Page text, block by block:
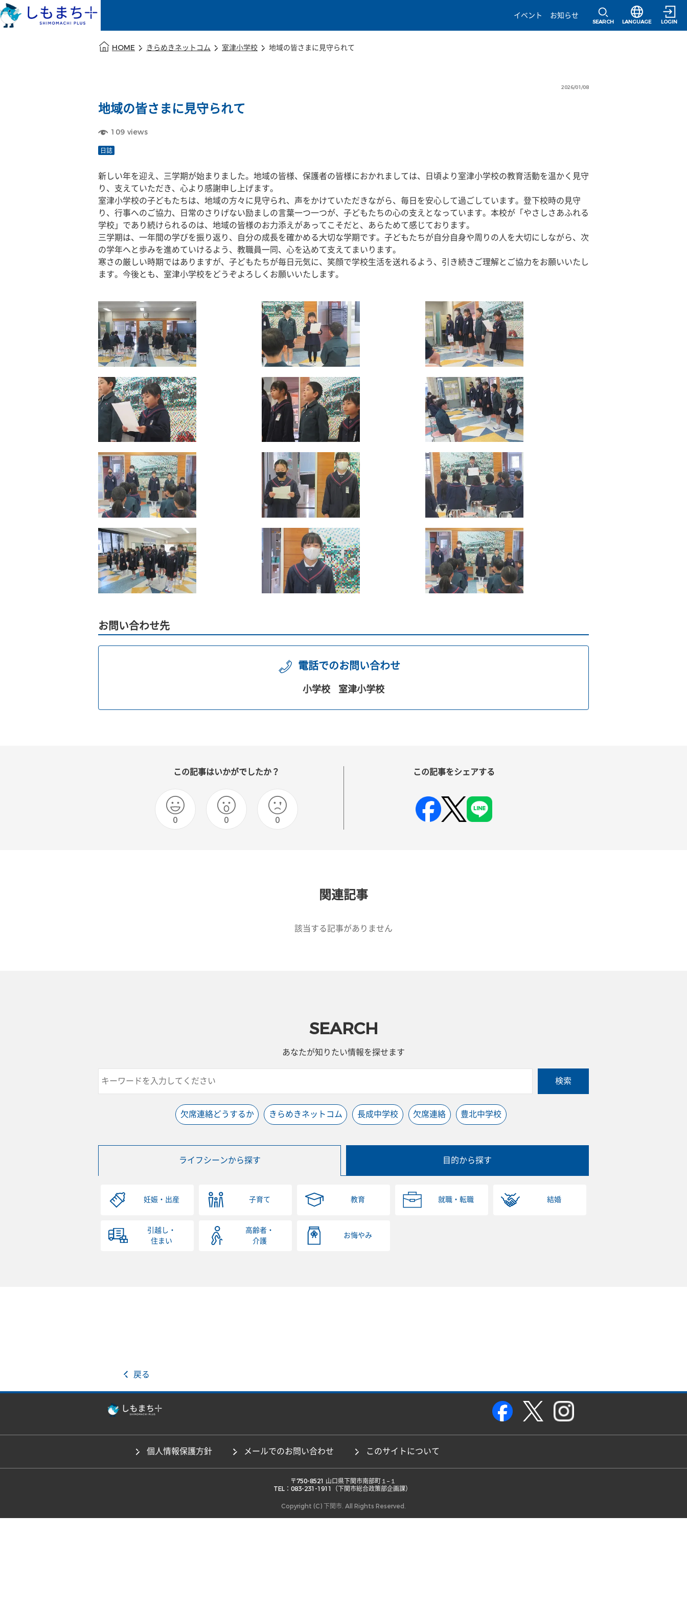
イベント
お知らせ
SEARCH
選択すると言語
LANGUAGE LOGIN
HOME きらめきネットコム 室津小学校 地域の皆さまに見守られて
2026/01/08
地域の皆さまに見守られて
109 views
日誌
新しい年を迎え、三学期が始まりました。地域の皆様、保護者の皆様におかれましては、日頃より室津小学校の教育活動を温かく見守
り、支えていただき、心より感謝申し上げます。
室津小学校の子どもたちは、地域の方々に見守られ、声をかけていただきながら、毎日を安心して過ごしています。登下校時の見守
り、行事へのご協力、日常のさりげない励ましの言葉一つ一つが、子どもたちの心の支えとなっています。本校が「やさしさあふれる
学校」であり続けられるのは、地域の皆様のお力添えがあってこそだと、あらためて感じております。
三学期は、一年間の学びを振り返り、自分の成長を確かめる大切な学期です。子どもたちが自分自身や周りの人を大切にしながら、次
の学年へと歩みを進めていけるよう、教職員一同、心を込めて支えてまいります。
寒さの厳しい時期ではありますが、子どもたちが毎日元気に、笑顔で学校生活を送れるよう、引き続きご理解とご協力をお願いいたし
ます。今後とも、室津小学校をどうぞよろしくお願いいたします。
お問い合わせ先
電話でのお問い合わせ
小学校 室津小学校
この記事はいかがでしたか？
0 0 0
この記事をシェアする
関連記事
該当する記事がありません
SEARCH
あなたが知りたい情報を探せます
検索
欠席連絡どうするか きらめきネットコム 長成中学校 欠席連絡 豊北中学校
ライフシーンから探す 目的から探す
妊娠・出産 子育て 教育 就職・転職 結婚
引越し・
住まい
高齢者・
介護
お悔やみ
戻る
個人情報保護方針 メールでのお問い合わせ このサイトについて
TEL：083-231-1911（下関市総合政策部企画課）
Copyright (C) 下関市. All Rights Reserved.